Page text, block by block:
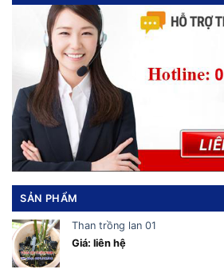
SẢN PHẨM
Than trồng lan 01
Giá: liên hệ